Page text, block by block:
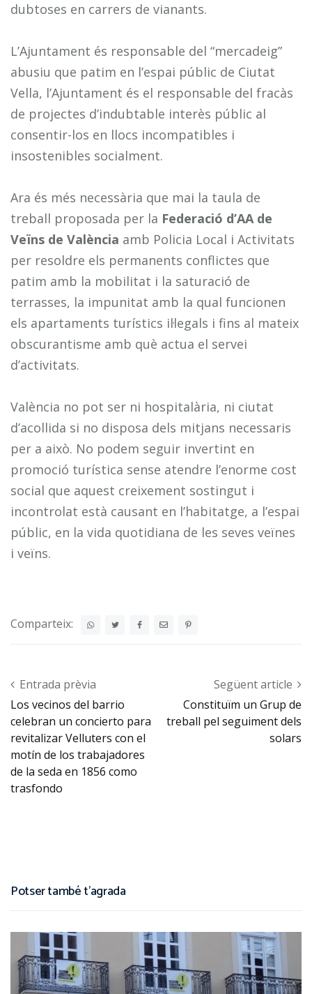
dubtoses en carrers de vianants.
L’Ajuntament és responsable del “mercadeig”
abusiu que patim en l’espai públic de Ciutat
Vella, l’Ajuntament és el responsable del fracàs
de projectes d’indubtable interès públic al
consentir-los en llocs incompatibles i
insostenibles socialment.
Ara és més necessària que mai la taula de
treball proposada per la Federació d’AA de
Veïns de València amb Policia Local i Activitats
per resoldre els permanents conflictes que
patim amb la mobilitat i la saturació de
terrasses, la impunitat amb la qual funcionen
els apartaments turístics il·legals i fins al mateix
obscurantisme amb què actua el servei
d’activitats.
València no pot ser ni hospitalària, ni ciutat
d’acollida si no disposa dels mitjans necessaris
per a això. No podem seguir invertint en
promoció turística sense atendre l’enorme cost
social que aquest creixement sostingut i
incontrolat està causant en l’habitatge, a l’espai
públic, en la vida quotidiana de les seves veïnes
i veïns.
Comparteix:
Post navigation
Entrada prèvia
Los vecinos del barrio
celebran un concierto para
revitalizar Velluters con el
motín de los trabajadores
de la seda en 1856 como
trasfondo
Següent article
Constituïm un Grup de
treball pel seguiment dels
solars
Potser també t'agrada